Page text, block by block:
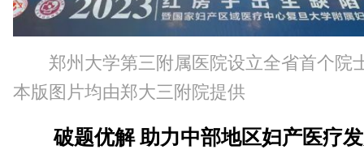
郑州大学第三附属医院设立全省首个院
本版图片均由郑大三附院提供
破题优解 助力中部地区妇产医疗